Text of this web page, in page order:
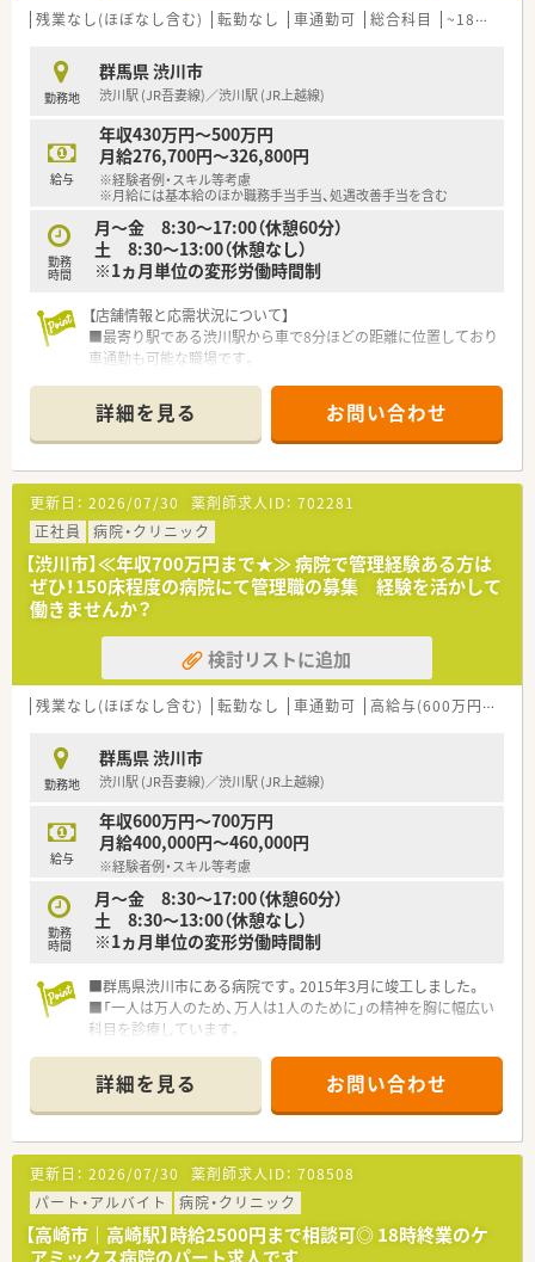
残業なし(ほぼなし含む) 転勤なし 車通勤可 総合科目 ~18時までの職場
勤務地
群馬県 渋川市
渋川駅 (JR吾妻線)／渋川駅 (JR上越線)
給与
年収430万円～500万円
月給276,700円～326,800円
※経験者例・スキル等考慮
※月給には基本給のほか職務手当手当、処遇改善手当を含む
勤務
時間
月～金 8:30～17:00（休憩60分）
土 8:30～13:00（休憩なし）
※1ヵ月単位の変形労働時間制
【店舗情報と応需状況について】
■最寄り駅である渋川駅から車で8分ほどの距離に位置しており
車通勤も可能な職場です。
の処方箋を応需しています。
■現在は薬剤師の常勤2名体制となっており、互いに協力しなが
ら日々の業務に対応しております。
【想定されるキャリアイメージ】
■まずは勤務薬剤師として幅広い科目の処方箋に対応し、病院薬
剤師としての経験を積めます。
■将来的には管理薬剤師として部門を牽引し、より責任あるポジ
ションでの活躍が期待されます。
■教育制度を通じて専門的な知識を深め、地域医療の要としてキ
ャリアを構築できる環境です。
【想定される業務内容】
■病院内において医師の処方箋に基づく調剤業務全般を正確か
つ迅速に担当していただきます。
ための重要な役割を担います。
■患者様に対して分かりやすい服薬指導を行い、医薬品の適切な
管理業務にも従事していただきます。
【こんな方にオススメ】
■残業が少なく夕方には退勤できるため、プライベートの時間を
大切にしたい方にオススメです。
■総合病院で多岐にわたる科目の処方箋を経験し、薬剤師として
のスキルを磨きたい方に最適です。
■充実した福利厚生や手当が用意されているため、一つの職場で
詳細を見る お問い合わせ
更新日： 2026/07/30 薬剤師求人ID： 702281
正社員
病院・クリニック
【渋川市】≪年収700万円まで★≫ 病院で管理経験ある方は
ぜひ！150床程度の病院にて管理職の募集 経験を活かして
働きませんか？
検討リストに追加
残業なし(ほぼなし含む) 転勤なし 車通勤可 高給与(600万円以上)
勤務地
群馬県 渋川市
渋川駅 (JR吾妻線)／渋川駅 (JR上越線)
給与
年収600万円～700万円
月給400,000円～460,000円
※経験者例・スキル等考慮
勤務
時間
月～金 8:30～17:00（休憩60分）
土 8:30～13:00（休憩なし）
※1ヵ月単位の変形労働時間制
■群馬県渋川市にある病院です。2015年3月に竣工しました。
■「一人は万人のため、万人は1人のために」の精神を胸に幅広い
科目を診療しています。
詳細を見る お問い合わせ
更新日： 2026/07/30 薬剤師求人ID： 708508
パート・アルバイト
病院・クリニック
【高崎市｜高崎駅】時給2500円まで相談可◎ 18時終業のケ